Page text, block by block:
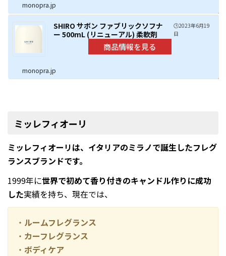
monopra.jp
SHIRO サボン ファブリックソフナ
ー 500mL (リニューアル) 柔軟剤
🕒️2023年6月19
日
monopra.jp
ミッレフィオーリ
ミッレフィオーリは、イタリアのミラノで誕生したフレグ
ランスブランドです。
1999年に世界で初めて香り付きのキャンドル作りに成功
した実績を持ち、現在では、
・ ルームフレグランス
・ カーフレグランス
・ ボディケア